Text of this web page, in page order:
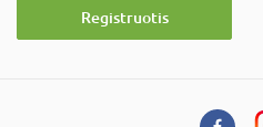
Registruotis